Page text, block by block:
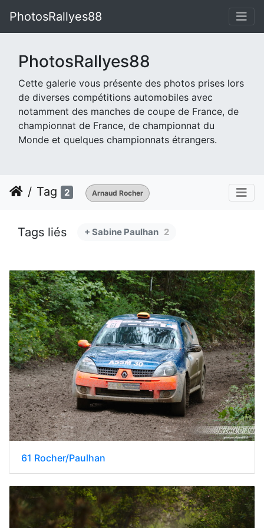
PhotosRallyes88
PhotosRallyes88
Cette galerie vous présente des photos prises lors
de diverses compétitions automobiles avec
notamment des manches de coupe de France, de
championnat de France, de championnat du
Monde et quelques championnats étrangers.
Tag 2 Arnaud Rocher
Tags liés + Sabine Paulhan 2
61 Rocher/Paulhan